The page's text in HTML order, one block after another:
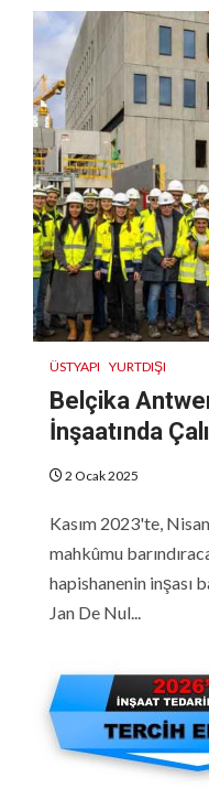
ÜSTYAPI YURTDIŞI
Belçika
İnşaatında
2 Ocak 2025
Kasım 2023'te,
mahkûmu
hapishanenin inşası
Jan De Nul...